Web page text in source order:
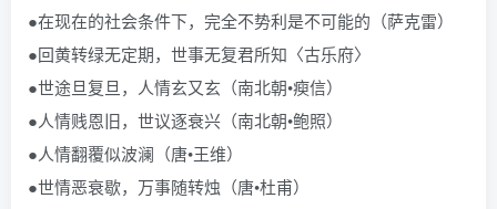
●在现在的社会条件下，完全不势利是不可能的（萨克雷）
●回黄转绿无定期，世事无复君所知〈古乐府〉
●世途旦复旦，人情玄又玄（南北朝•瘐信）
●人情贱恩旧，世议逐衰兴（南北朝•鲍照）
●人情翻覆似波澜（唐•王维）
●世情恶衰歇，万事随转烛（唐•杜甫）